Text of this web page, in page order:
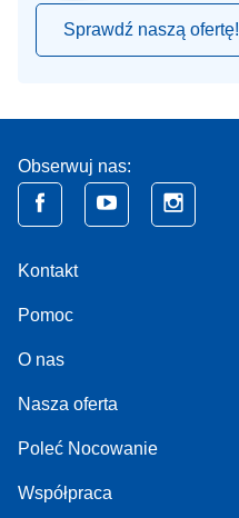
Sprawdź naszą ofertę!
Obserwuj nas:
Kontakt
Pomoc
O nas
Nasza oferta
Poleć Nocowanie
Współpraca